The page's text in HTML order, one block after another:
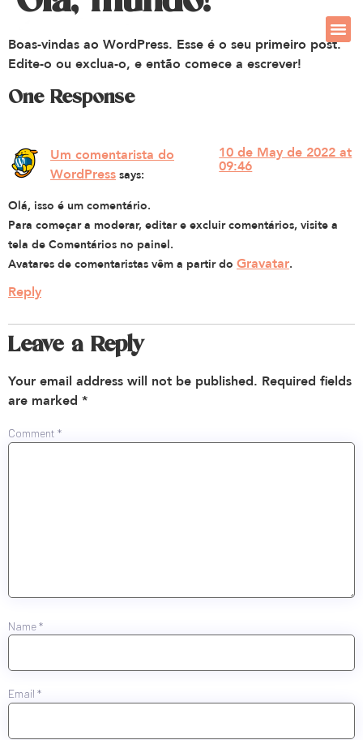
Boas-vindas ao WordPress. Esse é o seu primeiro post.
Edite-o ou exclua-o, e então comece a escrever!
One Response
Um comentarista do
WordPress says:
10 de May de 2022 at
09:46
Olá, isso é um comentário.
Para começar a moderar, editar e excluir comentários, visite a
tela de Comentários no painel.
Avatares de comentaristas vêm a partir do Gravatar.
Reply
Leave a Reply
Your email address will not be published. Required fields
are marked *
Comment *
Name*
Email *